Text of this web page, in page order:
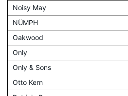
Noisy May
NÜMPH
Oakwood
Only
Only & Sons
Otto Kern